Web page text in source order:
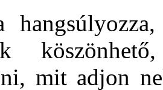
mit adjon